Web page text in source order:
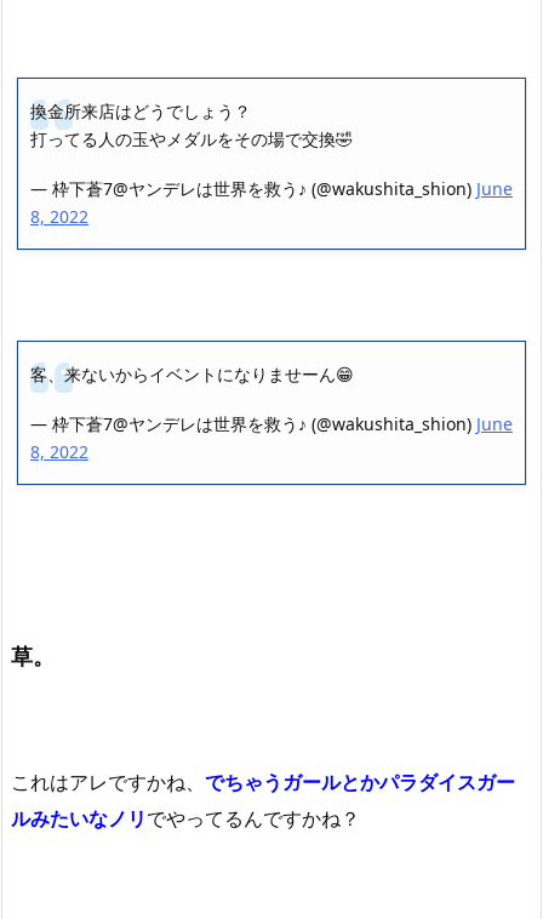
換金所来店はどうでしょう？
打ってる人の玉やメダルをその場で交換🤣
— 枠下蒼7@ヤンデレは世界を救う♪ (@wakushita_shion) June
8, 2022
客、来ないからイベントになりませーん😁
— 枠下蒼7@ヤンデレは世界を救う♪ (@wakushita_shion) June
8, 2022
草。
これはアレですかね、 でちゃうガールとかパラダイスガー
ルみたいなノリでやってるんですかね？